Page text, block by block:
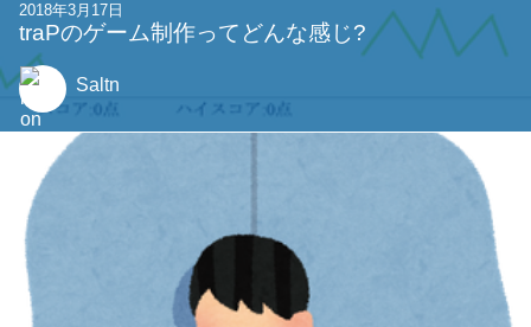
2018年3月17日
traPのゲーム制作ってどんな感じ?
Saltn